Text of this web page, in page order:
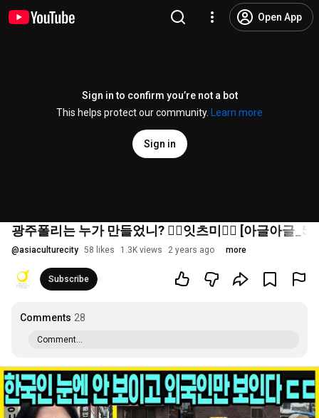
Open App
Sign in to confirm you’re not a bot
This helps protect our community.
Learn more
Sign in
광주폴리는 누가 만들었니? 👉🏻잇츠미👈🏻 [아글아글
@asiaculturecity 58 likes 1.3K views 2 years ago more
Subscribe
Comments 28
Comment...